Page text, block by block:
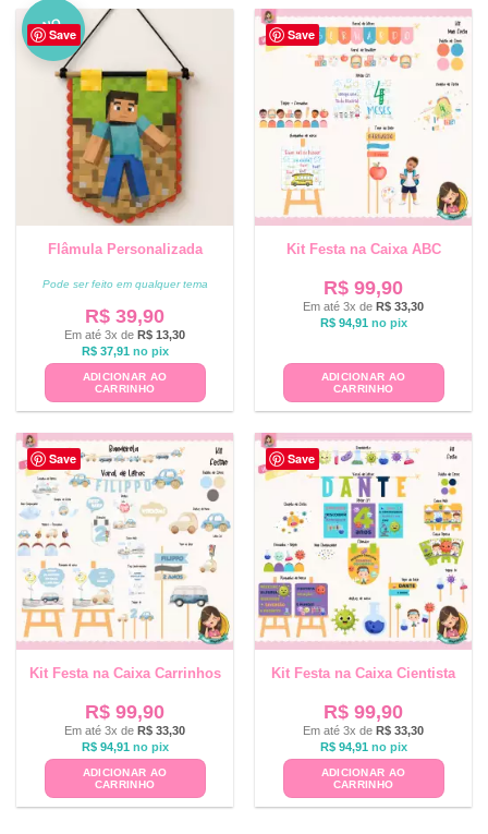
Save
NO
VO
Flâmula Personalizada
Pode ser feito em qualquer tema
R$ 39,90
Em até 3x de R$ 13,30
R$37,91 no pix
ADICIONAR AO
CARRINHO
Save
Kit Festa na Caixa ABC
R$ 99,90
Em até 3x de R$ 33,30
R$94,91 no pix
ADICIONAR AO
CARRINHO
Save
Kit Festa na Caixa Carrinhos
R$ 99,90
Em até 3x de R$ 33,30
R$94,91 no pix
ADICIONAR AO
CARRINHO
Save
Kit Festa na Caixa Cientista
R$ 99,90
Em até 3x de R$ 33,30
R$94,91 no pix
ADICIONAR AO
CARRINHO